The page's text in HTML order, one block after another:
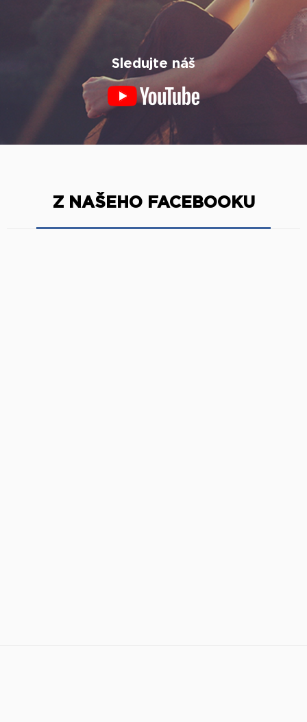
Sledujte náš
Z NAŠEHO FACEBOOKU